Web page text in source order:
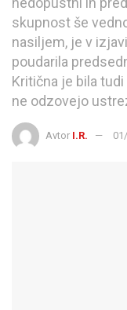
skupnost še
nasiljem, je v
poudarila
Kritična je bila
ne odzovejo
Avtor I.R.